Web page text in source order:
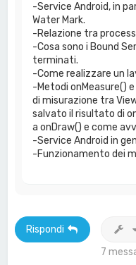
-Service Android, in
Water Mark.
-Relazione tra
-Cosa sono i Bound
terminati.
-Come realizzare un
-Metodi onMeasure()
di misurazione tra
salvato il risultato di
a onDraw() e come
-Service Android in
-Funzionamento dei
Rispondi
7